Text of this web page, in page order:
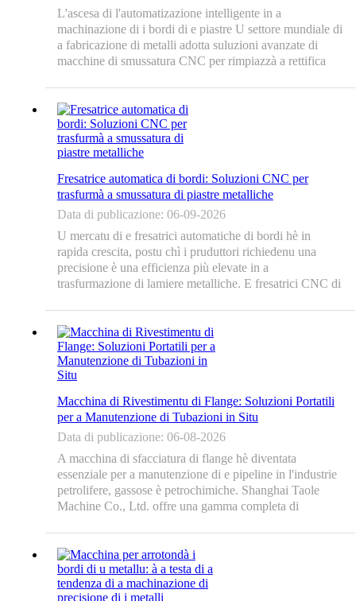
L'ascesa di l'automatizazione intelligente in a
machinazione di i bordi di e piastre U settore mundiale di
a fabricazione di metalli adotta suluzioni avanzate di
macchine di smussatura CNC per rimpiazzà a rettifica
trasfurmazione muderna di l'acciaiu strutturale richiede
cunfigurazioni di macchine di sbavatura di lamiera di
precisione è alta...
Fresatrice automatica di bordi: Soluzioni CNC per
trasfurmà a smussatura di piastre metalliche
Data di publicazione: 06-09-2026
U mercatu di e fresatrici automatiche di bordi hè in
rapida crescita, postu chì i pruduttori richiedenu una
precisione è una efficienza più elevate in a
trasfurmazione di lamiere metalliche. E fresatrici CNC di
di corsa da 2000 mm à 4000 mm. Queste fresatrici
automatiche di bordi...
Macchina di Rivestimentu di Flange: Soluzioni Portatili
per a Manutenzione di Tubazioni in Situ
Data di publicazione: 06-08-2026
A macchina di sfacciatura di flange hè diventata
essenziale per a manutenzione di e pipeline in l'industrie
petrolifere, gassose è petrochimiche. Shanghai Taole
Machine Co., Ltd. offre una gamma completa di
mudellu pneumaticu WFP-1000, l'idraulica WFH-610...